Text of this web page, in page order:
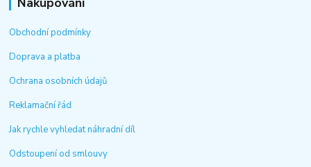
Obchodní podmínky
Doprava a platba
Ochrana osobních údajů
Reklamační řád
Jak rychle vyhledat náhradní díl
Odstoupení od smlouvy